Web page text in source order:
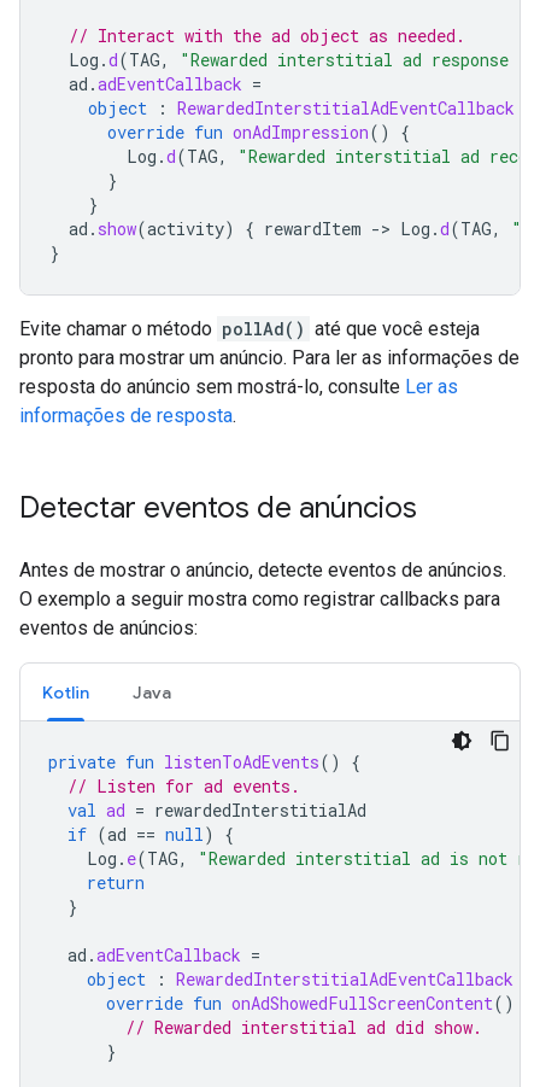
// Interact with the ad object as needed.
Log .d(TAG,
"Rewarded interstitial ad response
ad .adEventCallback =
object
: RewardedInterstitialAdEventCallback
override fun onAdImpression()
{
Log .d(TAG,
"Rewarded interstitial ad
}
}
ad . show(activity) { rewardItem -> Log .d(TAG,
}
Evite chamar o método pollAd() até que você esteja
pronto para mostrar um anúncio. Para ler as informações de
resposta do anúncio sem mostrá-lo, consulte Ler as
informações de resposta.
Detectar eventos de anúncios
Antes de mostrar o anúncio, detecte eventos de anúncios.
O exemplo a seguir mostra como registrar callbacks para
eventos de anúncios:
Kotlin Java
private fun listenToAdEvents()
{
// Listen for ad events.
val ad = rewardedInterstitialAd
if (ad == null)
{
Log . e(TAG,
"Rewarded interstitial ad is not
return
}
ad .adEventCallback =
object
: RewardedInterstitialAdEventCallback
override fun onAdShowedFullScreenContent()
// Rewarded interstitial ad did show.
}